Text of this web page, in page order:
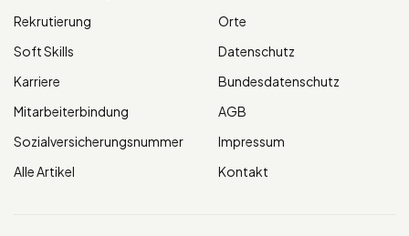
Rekrutierung
Soft Skills
Karriere
Mitarbeiterbindung
Sozialversicherungsnummer
Alle Artikel
Orte
Datenschutz
Bundesdatenschutz
AGB
Impressum
Kontakt